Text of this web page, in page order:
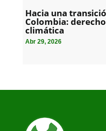
Hacia una
Colombia:
climática
Abr 29, 2026